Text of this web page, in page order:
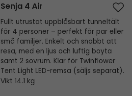
Senja 4 Air
Fullt utrustat uppblåsbart tunneltält
för 4 personer – perfekt för par eller
små familjer. Enkelt och snabbt att
resa, med en ljus och luftig boyta
samt 2 sovrum. Klar för Twinflower
Tent Light LED-remsa (säljs separat).
Vikt 14.1 kg